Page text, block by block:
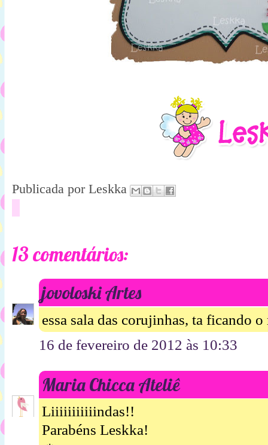
Publicada por Leskka
13 comentários:
jovoloski Artes
essa sala das corujinhas, ta ficando
16 de fevereiro de 2012 às 10:33
Maria Chicca Ateliê
Liiiiiiiiiiindas!!
Parabéns Leskka!